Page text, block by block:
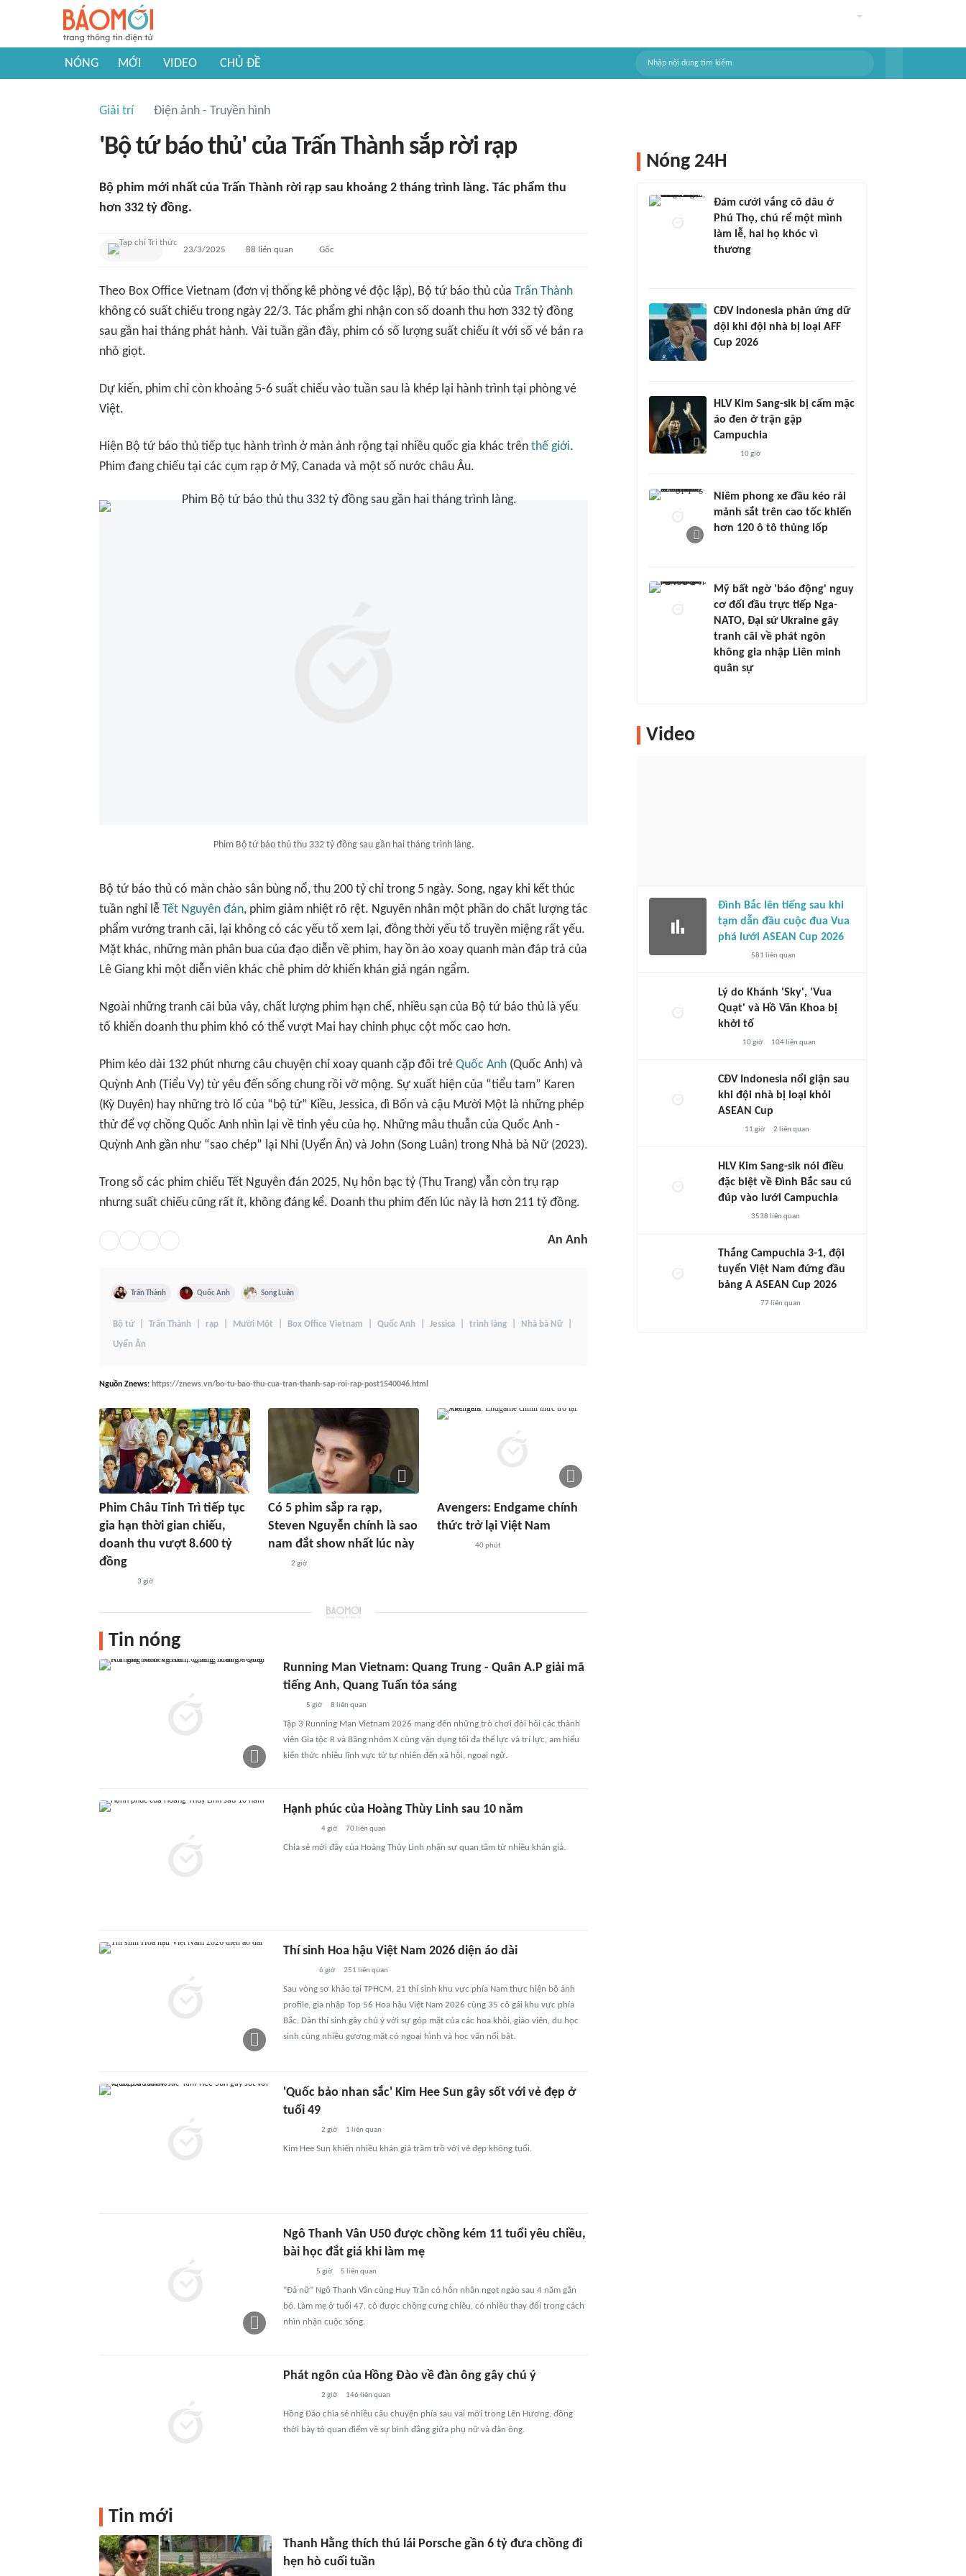
NÓNG MỚI VIDEO CHỦ ĐỀ
Giải trí Điện ảnh - Truyền hình
'Bộ tứ báo thủ' của Trấn Thành sắp rời rạp
Bộ phim mới nhất của Trấn Thành rời rạp sau khoảng 2 tháng trình làng. Tác phẩm thu
hơn 332 tỷ đồng.
23/3/2025 88 liên quan Gốc
Theo Box Office Vietnam (đơn vị thống kê phòng vé độc lập), Bộ tứ báo thủ của Trấn Thành
không có suất chiếu trong ngày 22/3. Tác phẩm ghi nhận con số doanh thu hơn 332 tỷ đồng
sau gần hai tháng phát hành. Vài tuần gần đây, phim có số lượng suất chiếu ít với số vé bán ra
nhỏ giọt.
Dự kiến, phim chỉ còn khoảng 5-6 suất chiếu vào tuần sau là khép lại hành trình tại phòng vé
Việt.
Hiện Bộ tứ báo thủ tiếp tục hành trình ở màn ảnh rộng tại nhiều quốc gia khác trên thế giới.
Phim đang chiếu tại các cụm rạp ở Mỹ, Canada và một số nước châu Âu.
Phim Bộ tứ báo thủ thu 332 tỷ đồng sau gần hai tháng trình làng.
Bộ tứ báo thủ có màn chào sân bùng nổ, thu 200 tỷ chỉ trong 5 ngày. Song, ngay khi kết thúc
tuần nghỉ lễ Tết Nguyên đán, phim giảm nhiệt rõ rệt. Nguyên nhân một phần do chất lượng tác
phẩm vướng tranh cãi, lại không có các yếu tố xem lại, đồng thời yếu tố truyền miệng rất yếu.
Mặt khác, những màn phân bua của đạo diễn về phim, hay ồn ào xoay quanh màn đáp trả của
Lê Giang khi một diễn viên khác chê phim dở khiến khán giả ngán ngẩm.
Ngoài những tranh cãi bủa vây, chất lượng phim hạn chế, nhiều sạn của Bộ tứ báo thủ là yếu
tố khiến doanh thu phim khó có thể vượt Mai hay chinh phục cột mốc cao hơn.
Phim kéo dài 132 phút nhưng câu chuyện chỉ xoay quanh cặp đôi trẻ Quốc Anh (Quốc Anh) và
Quỳnh Anh (Tiểu Vy) từ yêu đến sống chung rồi vỡ mộng. Sự xuất hiện của “tiểu tam” Karen
(Kỳ Duyên) hay những trò lố của “bộ tứ” Kiều, Jessica, dì Bốn và cậu Mười Một là những phép
thử để vợ chồng Quốc Anh nhìn lại về tình yêu của họ. Những mâu thuẫn của Quốc Anh -
Quỳnh Anh gần như “sao chép” lại Nhi (Uyển Ân) và John (Song Luân) trong Nhà bà Nữ (2023).
Trong số các phim chiếu Tết Nguyên đán 2025, Nụ hôn bạc tỷ (Thu Trang) vẫn còn trụ rạp
nhưng suất chiếu cũng rất ít, không đáng kể. Doanh thu phim đến lúc này là hơn 211 tỷ đồng.
An Anh
Trấn Thành Quốc Anh Song Luân
Bộ tứ Trấn Thành rạp Mười Một Box Office Vietnam Quốc Anh Jessica trình làng Nhà bà Nữ
Uyển Ân
Nguồn Znews: https://znews.vn/bo-tu-bao-thu-cua-tran-thanh-sap-roi-rap-post1540046.html
Phim Châu Tinh Trì tiếp tục
gia hạn thời gian chiếu,
doanh thu vượt 8.600 tỷ
đồng
3 giờ
Có 5 phim sắp ra rạp,
Steven Nguyễn chính là sao
nam đắt show nhất lúc này
2 giờ
Avengers: Endgame chính
thức trở lại Việt Nam
40 phút
Tin nóng
Running Man Vietnam: Quang Trung - Quân A.P giải mã
tiếng Anh, Quang Tuấn tỏa sáng
5 giờ 8 liên quan
Tập 3 Running Man Vietnam 2026 mang đến những trò chơi đòi hỏi các thành
viên Gia tộc R và Băng nhóm X cùng vận dụng tối đa thể lực và trí lực, am hiểu
kiến thức nhiều lĩnh vực từ tự nhiên đến xã hội, ngoại ngữ.
Hạnh phúc của Hoàng Thùy Linh sau 10 năm
4 giờ 70liên quan
Chia sẻ mới đây của Hoàng Thùy Linh nhận sự quan tâm từ nhiều khán giả.
Thí sinh Hoa hậu Việt Nam 2026 diện áo dài
6 giờ 251 liên quan
Sau vòng sơ khảo tại TPHCM, 21 thí sinh khu vực phía Nam thực hiện bộ ảnh
profile, gia nhập Top 56 Hoa hậu Việt Nam 2026 cùng 35 cô gái khu vực phía
Bắc. Dàn thí sinh gây chú ý với sự góp mặt của các hoa khôi, giáo viên, du học
sinh cùng nhiều gương mặt có ngoại hình và học vấn nổi bật.
'Quốc bảo nhan sắc' Kim Hee Sun gây sốt với vẻ đẹp ở
tuổi 49
2 giờ 1 liên quan
Kim Hee Sun khiến nhiều khán giả trầm trồ với vẻ đẹp không tuổi.
Ngô Thanh Vân U50 được chồng kém 11 tuổi yêu chiều,
bài học đắt giá khi làm mẹ
5 giờ 5 liên quan
“Đả nữ” Ngô Thanh Vân cùng Huy Trần có hôn nhân ngọt ngào sau 4 năm gắn
bó. Làm mẹ ở tuổi 47, cô được chồng cưng chiều, có nhiều thay đổi trong cách
nhìn nhận cuộc sống.
Phát ngôn của Hồng Đào về đàn ông gây chú ý
2 giờ 146 liên quan
Hồng Đào chia sẻ nhiều câu chuyện phía sau vai mới trong Lên Hương, đồng
thời bày tỏ quan điểm về sự bình đẳng giữa phụ nữ và đàn ông.
Tin mới
Thanh Hằng thích thú lái Porsche gần 6 tỷ đưa chồng đi
hẹn hò cuối tuần
Nóng 24H
Đám cưới vắng cô dâu ở
Phú Thọ, chú rể một mình
làm lễ, hai họ khóc vì
thương
CĐV Indonesia phản ứng dữ
dội khi đội nhà bị loại AFF
Cup 2026
HLV Kim Sang-sik bị cấm mặc
áo đen ở trận gặp
Campuchia
10 giờ
Niêm phong xe đầu kéo rải
mảnh sắt trên cao tốc khiến
hơn 120 ô tô thủng lốp
Mỹ bất ngờ 'báo động' nguy
cơ đối đầu trực tiếp Nga-
NATO, Đại sứ Ukraine gây
tranh cãi về phát ngôn
không gia nhập Liên minh
quân sự
Video
Đình Bắc lên tiếng sau khi
tạm dẫn đầu cuộc đua Vua
phá lưới ASEAN Cup 2026
581 liên quan
Lý do Khánh 'Sky', 'Vua
Quạt' và Hồ Văn Khoa bị
khởi tố
10 giờ 104liên quan
CĐV Indonesia nổi giận sau
khi đội nhà bị loại khỏi
ASEAN Cup
11 giờ 2 liên quan
HLV Kim Sang-sik nói điều
đặc biệt về Đình Bắc sau cú
đúp vào lưới Campuchia
3538 liên quan
Thắng Campuchia 3-1, đội
tuyển Việt Nam đứng đầu
bảng A ASEAN Cup 2026
77liên quan